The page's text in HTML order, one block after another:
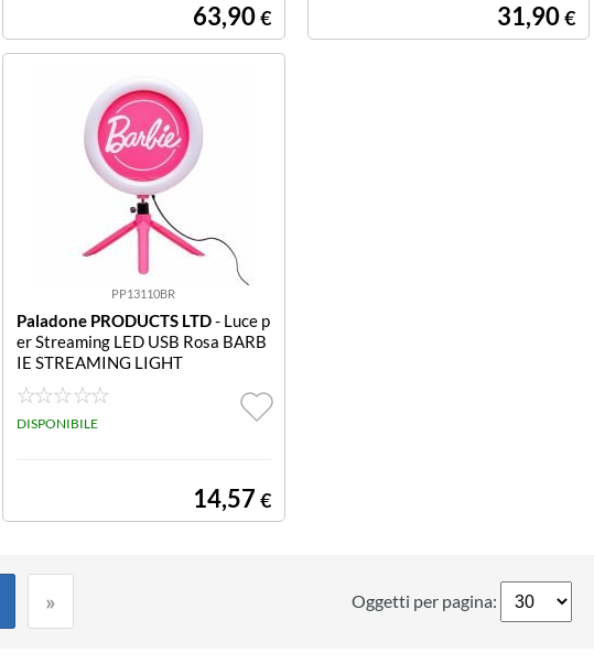
63,90€ 31,90€
PP13110BR
Paladone PRODUCTS LTD- Luce p
er Streaming LED USB Rosa BARB
IE STREAMING LIGHT
DISPONIBILE
14,57 €
» Oggetti per pagina: